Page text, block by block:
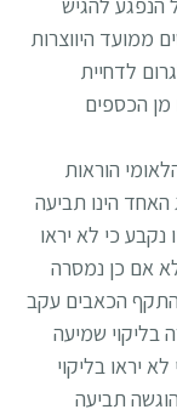
על הנפגע להגיש
בעבודה תוך 12 חודשים ממועד היווצרות
לדחיית
מן הכספים
הוראות
האחד הינו תביעה
כי לא יראו
אם כן נמסרה
התקף הכאבים עקב
בליקוי שמיעה
יראו בליקוי
תביעה